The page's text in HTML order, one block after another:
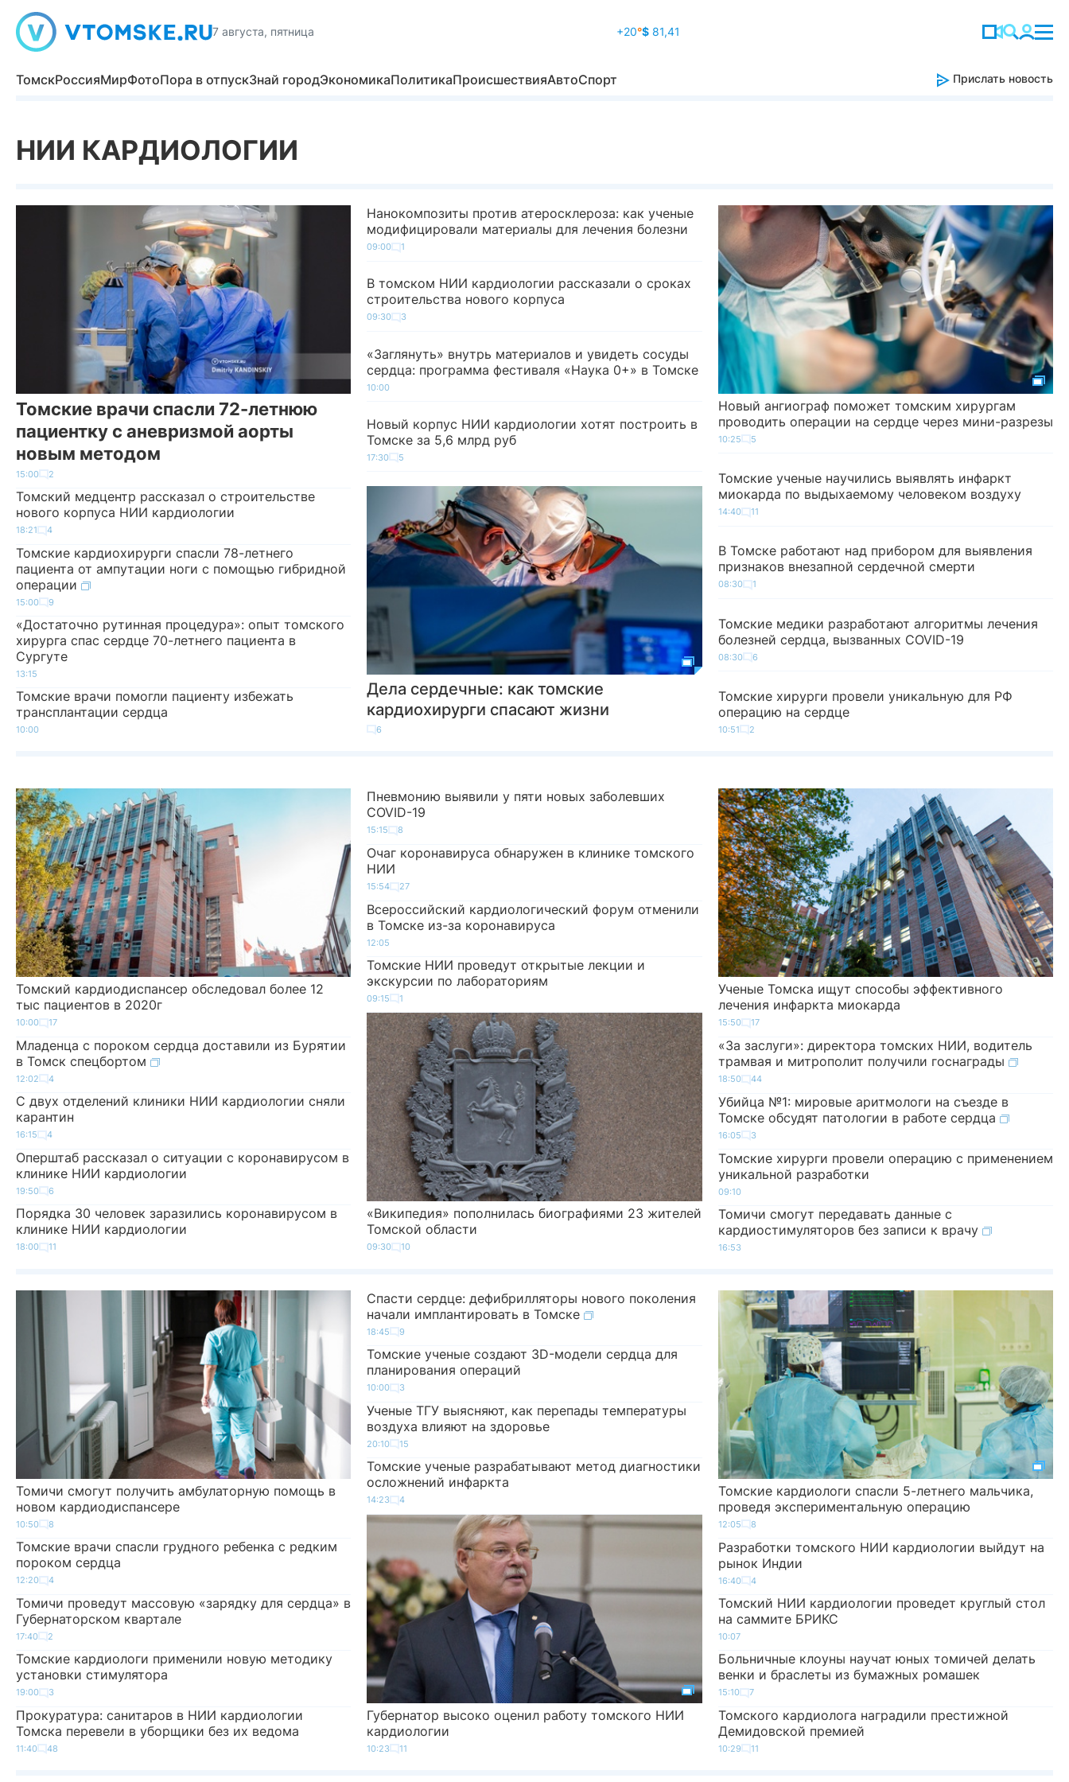
7 августа, пятница +20°$ 81,41
ТомскРоссияМирФотоПора в отпускЗнай городЭкономикаПолитикаПроисшествияАвтоСпорт Прислать новость
НИИ КАРДИОЛОГИИ
Томские врачи спасли 72-летнюю
пациентку с аневризмой аорты
новым методом
15:00 2
Томский медцентр рассказал о строительстве
нового корпуса НИИ кардиологии
18:21 4
Томские кардиохирурги спасли 78-летнего
пациента от ампутации ноги с помощью гибридной
операции
15:00 9
«Достаточно рутинная процедура»: опыт томского
хирурга спас сердце 70-летнего пациента в
Сургуте
13:15
Томские врачи помогли пациенту избежать
трансплантации сердца
10:00
Нанокомпозиты против атеросклероза: как ученые
модифицировали материалы для лечения болезни
09:00 1
В томском НИИ кардиологии рассказали о сроках
строительства нового корпуса
09:30 3
«Заглянуть» внутрь материалов и увидеть сосуды
сердца: программа фестиваля «Наука 0+» в Томске
10:00
Новый корпус НИИ кардиологии хотят построить в
Томске за 5,6 млрд руб
17:30 5
Дела сердечные: как томские
кардиохирурги спасают жизни
6
Новый ангиограф поможет томским хирургам
проводить операции на сердце через мини-разрезы
10:25 5
Томские ученые научились выявлять инфаркт
миокарда по выдыхаемому человеком воздуху
14:40 11
В Томске работают над прибором для выявления
признаков внезапной сердечной смерти
08:30 1
Томские медики разработают алгоритмы лечения
болезней сердца, вызванных COVID-19
08:30 6
Томские хирурги провели уникальную для РФ
операцию на сердце
10:51 2
Томский кардиодиспансер обследовал более 12
тыс пациентов в 2020г
10:00 17
Младенца с пороком сердца доставили из Бурятии
в Томск спецбортом
12:02 4
С двух отделений клиники НИИ кардиологии сняли
карантин
16:15 4
Оперштаб рассказал о ситуации с коронавирусом в
клинике НИИ кардиологии
19:50 6
Порядка 30 человек заразились коронавирусом в
клинике НИИ кардиологии
18:00 11
Пневмонию выявили у пяти новых заболевших
COVID-19
15:15 8
Очаг коронавируса обнаружен в клинике томского
НИИ
15:54 27
Всероссийский кардиологический форум отменили
в Томске из-за коронавируса
12:05
Томские НИИ проведут открытые лекции и
экскурсии по лабораториям
09:15 1
«Википедия» пополнилась биографиями 23 жителей
Томской области
09:30 10
Ученые Томска ищут способы эффективного
лечения инфаркта миокарда
15:50 17
«За заслуги»: директора томских НИИ, водитель
трамвая и митрополит получили госнаграды
18:50 44
Убийца №1: мировые аритмологи на съезде в
Томске обсудят патологии в работе сердца
16:05 3
Томские хирурги провели операцию с применением
уникальной разработки
09:10
Томичи смогут передавать данные с
кардиостимуляторов без записи к врачу
16:53
Томичи смогут получить амбулаторную помощь в
новом кардиодиспансере
10:50 8
Томские врачи спасли грудного ребенка с редким
пороком сердца
12:20 4
Томичи проведут массовую «зарядку для сердца» в
Губернаторском квартале
17:40 2
Томские кардиологи применили новую методику
установки стимулятора
19:00 3
Прокуратура: санитаров в НИИ кардиологии
Томска перевели в уборщики без их ведома
11:40 48
Спасти сердце: дефибрилляторы нового поколения
начали имплантировать в Томске
18:45 9
Томские ученые создают 3D-модели сердца для
планирования операций
10:00 3
Ученые ТГУ выясняют, как перепады температуры
воздуха влияют на здоровье
20:10 15
Томские ученые разрабатывают метод диагностики
осложнений инфаркта
14:23 4
Губернатор высоко оценил работу томского НИИ
кардиологии
10:23 11
Томские кардиологи спасли 5-летнего мальчика,
проведя экспериментальную операцию
12:05 8
Разработки томского НИИ кардиологии выйдут на
рынок Индии
16:40 4
Томский НИИ кардиологии проведет круглый стол
на саммите БРИКС
10:07
Больничные клоуны научат юных томичей делать
венки и браслеты из бумажных ромашек
15:10 7
Томского кардиолога наградили престижной
Демидовской премией
10:29 11